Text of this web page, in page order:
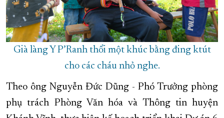
Già làng Y P’Ranh thổi một khúc bằng đing ktút
cho các cháu nhỏ nghe.
Theo ông Nguyễn Đức Dũng - Phó Trưởng phòng
phụ trách Phòng Văn hóa và Thông tin huyện